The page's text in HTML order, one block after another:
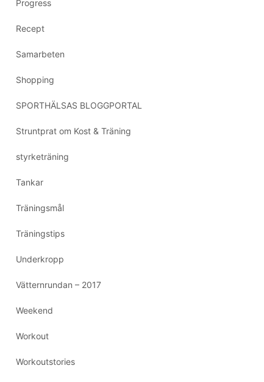
Progress
Recept
Samarbeten
Shopping
SPORTHÄLSAS BLOGGPORTAL
Struntprat om Kost & Träning
styrketräning
Tankar
Träningsmål
Träningstips
Underkropp
Vätternrundan – 2017
Weekend
Workout
Workoutstories